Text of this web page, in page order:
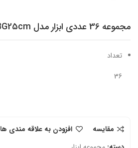
مجموعه 36 عددی ابزار مدل MMA-36PCS-BG25cm
تعداد
36
مقایسه
افزودن به علاقه مندی ها